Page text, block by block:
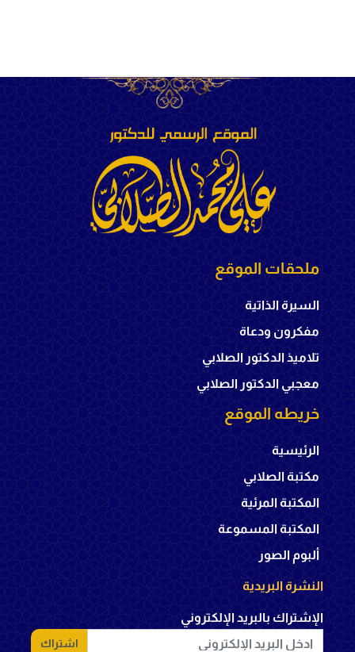
ملحقات الموقع
السيرة الذاتية
مفكرون ودعاة
تلاميذ الدكتور الصلابي
معجبي الدكتور الصلابي
خريطه الموقع
الرئيسية
مكتبة الصلابي
المكتبة المرئية
المكتبة المسموعة
ألبوم الصور
النشرة البريدية
الإشتراك بالبريد الإلكتروني
اشتراك